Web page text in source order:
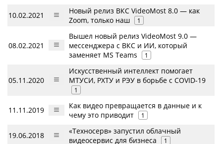
10.02.2021
Новый релиз ВКС VideoMost 8.0 — как
Zoom, только наш
1
08.02.2021
Вышел новый релиз VideoMost 9.0 —
мессенджера с ВКС и ИИ, который
заменяет MS Teams
1
05.11.2020
Искусственный интеллект помогает
МТУСИ, РХТУ и РЭУ в борьбе с COVID-19
1
11.11.2019
Как видео превращается в данные и к
чему это приводит
1
19.06.2018
«Техносерв» запустил облачный
видеосервис для бизнеса
1